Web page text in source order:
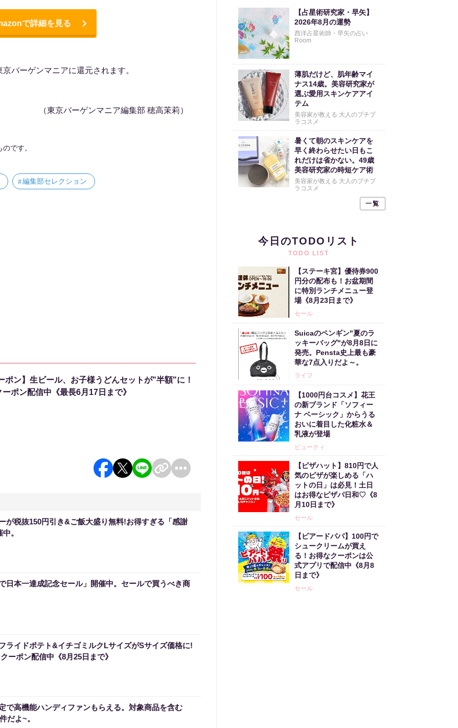
で詳細を見る
バーゲンマニアに還元されます。
（東京バーゲンマニア編集部 穂高茉莉）
です。
編集部セレクション
ポン】生ビール、お子様うどんセットが"半額"に！
ポン配信中《最長6月17日まで》
が税抜150円引き&ご飯大盛り無料!お得すぎる「感謝
。
日本一達成記念セール」開催中。セールで買うべき商
ライドポテト&イチゴミルクLサイズがSサイズ価格に!
ーポン配信中《8月25日まで》
で高機能ハンディファンもらえる。対象商品を含む
だよ~。
【占星術研究家・早矢】
2026年8月の運勢
西洋占星術師・早矢の占い
Room
薄肌だけど、肌年齢マイ
ナス14歳。美容研究家が
選ぶ愛用スキンケアアイ
テム
美容家が教える 大人のプチプ
ラコスメ
暑くて朝のスキンケアを
早く終わらせたい日もこ
れだけは省かない。49歳
美容研究家の時短ケア術
美容家が教える 大人のプチプ
ラコスメ
一覧
今日のTODOリスト
TODO LIST
【ステーキ宮】優待券900
円分の配布も！お盆期間
に特別ランチメニュー登
場《8月23日まで》
セール
Suicaのペンギン"夏のラ
ッキーバッグ"が8月8日に
発売。Pensta史上最も豪
華な7点入りだよ～。
ライフ
【1000円台コスメ】花王
の新ブランド「ソフィー
ナ ベーシック」からうる
おいに着目した化粧水＆
乳液が登場
ビューティ
【ピザハット】810円で人
気のピザが楽しめる「ハ
ットの日」は必見！土日
はお得なピザパ日和♡《8
月10日まで》
セール
【ビアードパパ】100円で
シュークリームが買え
る！お得なクーポンは公
式アプリで配信中《8月8
日まで》
セール